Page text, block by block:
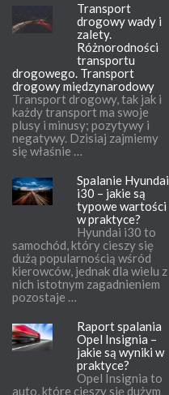
Transport
drogowy wady i
zalety.
Różnorodności
transportu
drogowego. Transport
drogowy międzynarodowy
Transport drogowy, tak jak i
każdy transport ma swoje
plusy i minusy; pozytywy i
negatywy. Dzisiaj zajmiemy
się właśnie …
Spalanie Hyundai
i30 – jakie są
typowe wartości
w praktyce?
Hyundai i30 to
samochód, który cieszy się
dużą popularnością wśród
kierowców, jednak dla wielu z
nich istotnym zagadnieniem
pozostaje …
Raport spalania
Opel Insignia –
jakie są wyniki w
praktyce?
Opel Insignia to
auto, które cieszy się dużym